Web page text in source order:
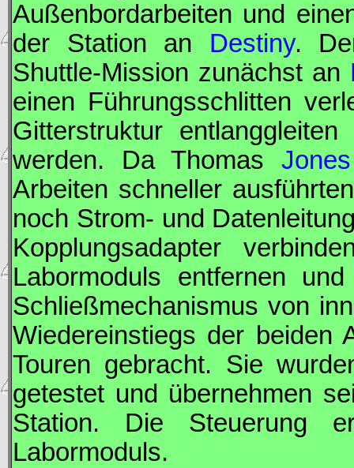
Außenbordarbeiten und
der Station an Destiny.
Shuttle-Mission zunächst an
einen Führungsschlitten
Gitterstruktur
werden. Da Thomas Jones
Arbeiten schneller
noch Strom- und
Kopplungsadapter
Labormoduls entfernen
Schließmechanismus von
Wiedereinstiegs der beiden
Touren gebracht. Sie
getestet und übernehmen
Station. Die Steuerung
Labormoduls.